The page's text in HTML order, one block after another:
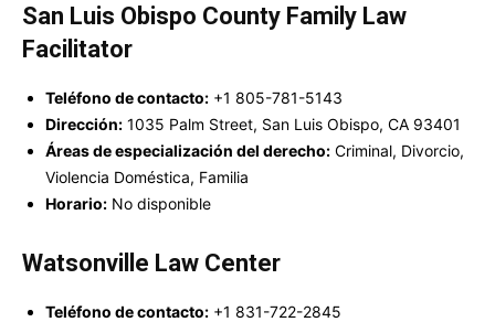
San Luis Obispo County Family Law
Facilitator
Teléfono de contacto: +1 805-781-5143
Dirección: 1035 Palm Street, San Luis Obispo, CA 93401
Áreas de especialización del derecho: Criminal, Divorcio,
Violencia Doméstica, Familia
Horario: No disponible
Watsonville Law Center
Teléfono de contacto: +1 831-722-2845